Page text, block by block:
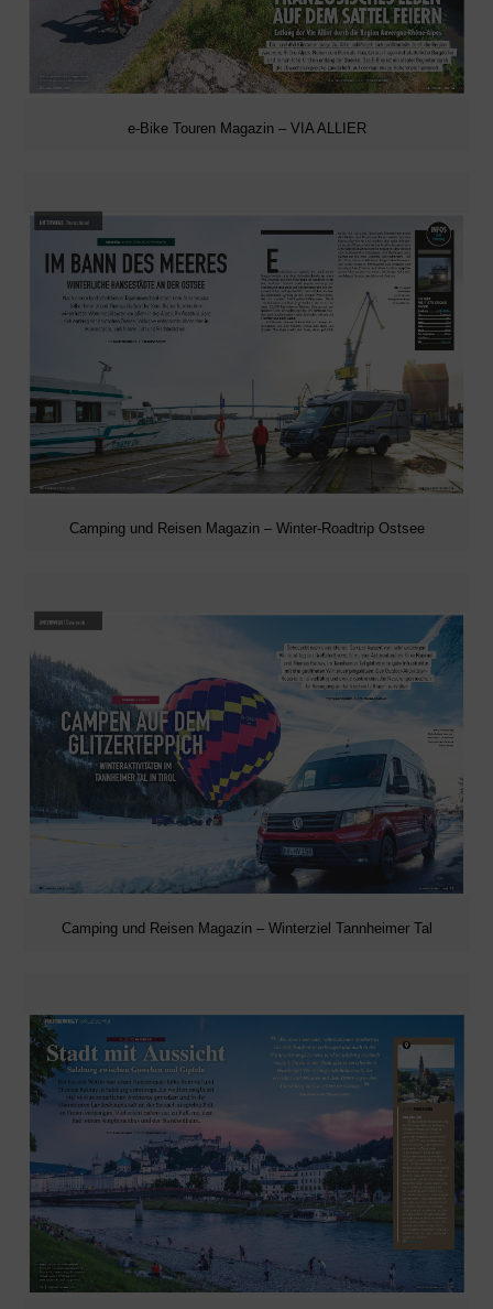
e-Bike Touren Magazin – VIA ALLIER
Camping und Reisen Magazin – Winter-Roadtrip Ostsee
Camping und Reisen Magazin – Winterziel Tannheimer Tal